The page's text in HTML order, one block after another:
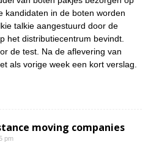
kandidaten in de boten worden
talkie aangestuurd door de
het distributiecentrum bevindt.
de test. Na de aflevering van
als vorige week een kort verslag.
moving companies
pm